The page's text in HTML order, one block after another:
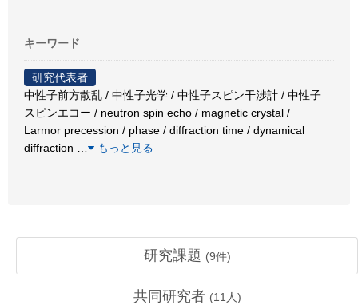
キーワード
研究代表者
中性子前方散乱 / 中性子光学 / 中性子スピン干渉計 / 中性子
スピンエコー / neutron spin echo / magnetic crystal /
Larmor precession / phase / diffraction time / dynamical
diffraction
もっと見る
研究課題 (9件)
共同研究者 (11 人)